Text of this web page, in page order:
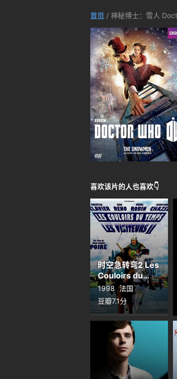
首页 / 神秘博士：雪人
喜欢该片的人也喜欢👇
时空急转弯2 Les
Couloirs du
temps: Les
visiteurs 2
1998 法国
豆瓣7.1分